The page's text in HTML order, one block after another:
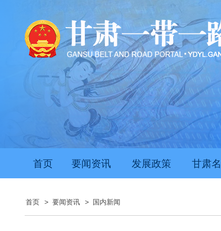
首页 要闻资讯 发展政策 甘肃
首页 > 要闻资讯 > 国内新闻